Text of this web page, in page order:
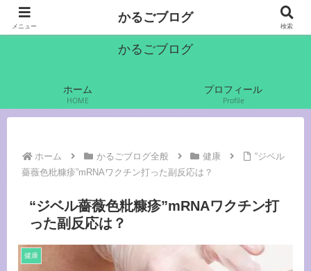
かるご（軽語）でいきます
かるごブログ
ホーム
HOME
プロフィール
Profile
ホーム かるごブログ全般 健康
“ジベル
薔薇色粃糠疹”mRNAワクチン打った副反応は？
“ジベル薔薇色粃糠疹”mRNAワクチン打
った副反応は？
健康
メニュー
かるごブログ
検索